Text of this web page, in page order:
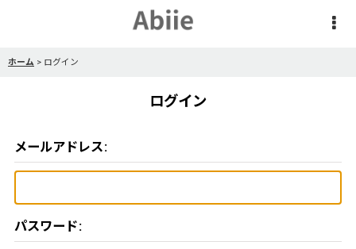
ホーム > ログイン
ログイン
メールアドレス:
パスワード: